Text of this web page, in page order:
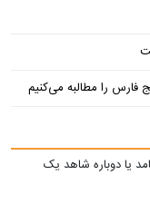
را مطالبه‌ می‌کنیم
یا دوباره شاهد یک